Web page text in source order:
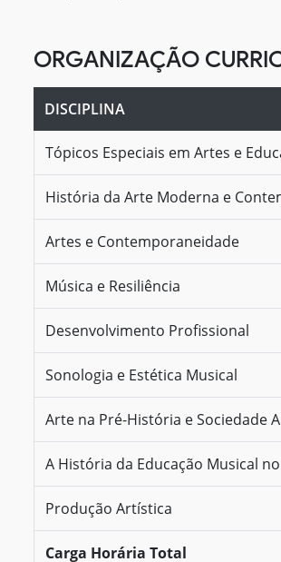
ORGANIZAÇÃO
DISCIPLINA
Tópicos Especiais em Artes e
História da Arte Moderna e
Artes e Contemporaneidade
Música e Resiliência
Desenvolvimento Profissional
Sonologia e Estética Musical
Arte na Pré-História e Sociedade
A História da Educação Musical
Produção Artística
Carga Horária Total